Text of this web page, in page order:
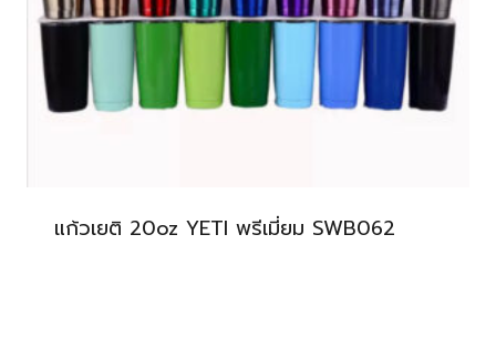
แก้วเยติ 20oz YETI พรีเมี่ยม SWB062